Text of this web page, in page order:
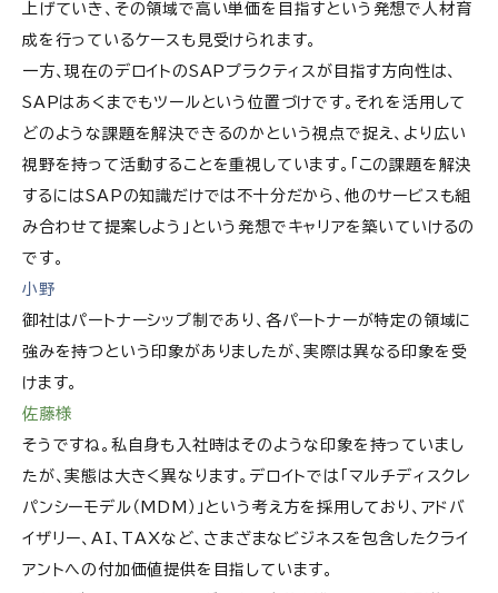
上げていき、その領域で高い単価を目指すという発想で人材育
成を行っているケースも見受けられます。
一方、現在のデロイトのSAPプラクティスが目指す方向性は、
SAPはあくまでもツールという位置づけです。それを活用して
どのような課題を解決できるのかという視点で捉え、より広い
視野を持って活動することを重視しています。「この課題を解決
するにはSAPの知識だけでは不十分だから、他のサービスも組
み合わせて提案しよう」という発想でキャリアを築いていけるの
です。
小野
御社はパートナーシップ制であり、各パートナーが特定の領域に
強みを持つという印象がありましたが、実際は異なる印象を受
けます。
佐藤様
そうですね。私自身も入社時はそのような印象を持っていまし
たが、実態は大きく異なります。デロイトでは「マルチディスクレ
パンシーモデル（MDM）」という考え方を採用しており、アドバ
イザリー、AI、TAXなど、さまざまなビジネスを包含したクライ
アントへの付加価値提供を目指しています。